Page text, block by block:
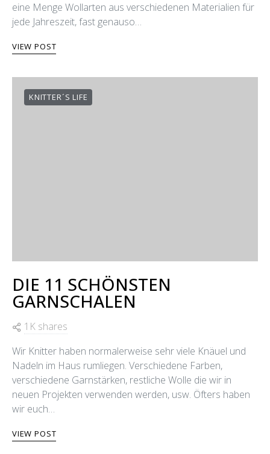
eine Menge Wollarten aus verschiedenen Materialien für
jede Jahreszeit, fast genauso…
VIEW POST
KNITTER´S LIFE
DIE 11 SCHÖNSTEN
GARNSCHALEN
1K shares
Wir Knitter haben normalerweise sehr viele Knäuel und
Nadeln im Haus rumliegen. Verschiedene Farben,
verschiedene Garnstärken, restliche Wolle die wir in
neuen Projekten verwenden werden, usw. Öfters haben
wir euch…
VIEW POST